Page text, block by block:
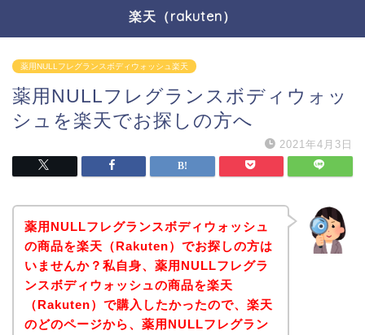
楽天（rakuten）
薬用NULLフレグランスボディウォッシュ楽天
薬用NULLフレグランスボディウォッ
シュを楽天でお探しの方へ
2021年4月3日
薬用NULLフレグランスボディウォッシュ
の商品を楽天（Rakuten）でお探しの方は
いませんか？私自身、薬用NULLフレグラ
ンスボディウォッシュの商品を楽天
（Rakuten）で購入したかったので、楽天
のどのページから、薬用NULLフレグラン